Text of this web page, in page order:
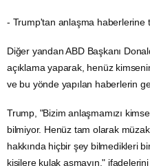
- Trump'tan anlaşma haberlerine
Diğer yandan ABD Başkanı
açıklama yaparak, henüz
ve bu yönde yapılan haberlerin
Trump, "Bizim anlaşmamızı
bilmiyor. Henüz tam olarak
hakkında hiçbir şey bilmedikleri
kişilere kulak asmayın."